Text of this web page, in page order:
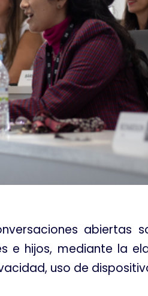
abiertas
e hijos, mediante la
uso de